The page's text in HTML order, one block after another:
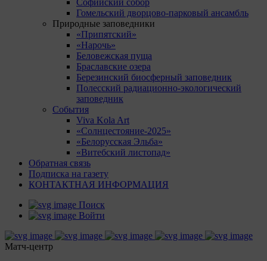
Софийский собор
Гомельский дворцово-парковый ансамбль
Природные заповедники
«Припятский»
«Нарочь»
Беловежская пуща
Браславские озера
Березинский биосферный заповедник
Полесский радиационно-экологический
заповедник
События
Viva Kola Art
«Солнцестояние-2025»
«Белорусская Эльба»
«Витебский листопад»
Обратная связь
Подписка на газету
КОНТАКТНАЯ ИНФОРМАЦИЯ
Поиск
Войти
Матч-центр